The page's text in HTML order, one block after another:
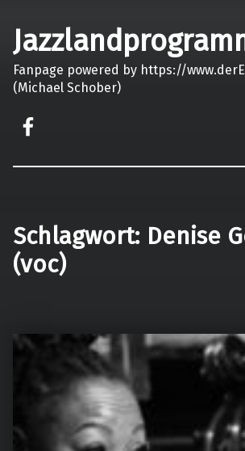
Fanpage powered by https://
(Michael Schober)
Schlagwort: Denise
(voc)